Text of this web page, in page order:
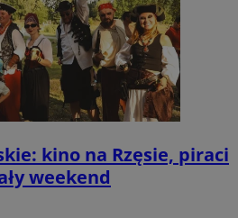
kino na Rzęsie, piraci
weekend